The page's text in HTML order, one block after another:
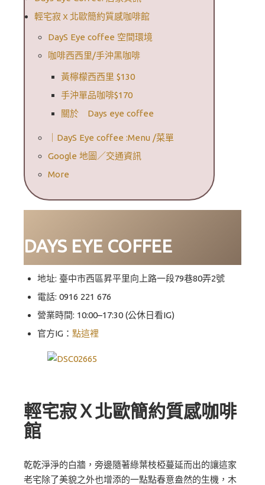
輕宅寂ｘ北歐簡約質感咖啡館
DayS Eye coffee 空間環境
咖啡西西里/手沖黑咖啡
黃檸檬西西里 $130
手沖單品咖啡$170
關於 Days eye coffee
｜DayS Eye coffee :Menu /菜單
Google 地圖／交通資訊
More
DAYS EYE COFFEE
地址: 臺中市西區昇平里向上路一段79巷80弄2號
電話: 0916 221 676
營業時間: 10:00–17:30 (公休日看IG)
官方IG： 點這裡
輕宅寂Ｘ北歐簡約質感咖啡
館
乾乾淨淨的白牆，旁邊隨著綠葉枝椏蔓延而出的讓這家
老宅除了美貌之外也增添的一點點春意盎然的生機，木